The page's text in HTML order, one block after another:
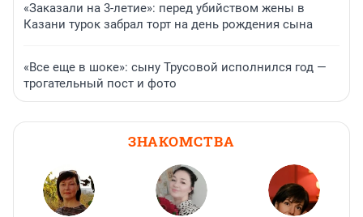
«Заказали на 3-летие»: перед убийством жены в
Казани турок забрал торт на день рождения сына
«Все еще в шоке»: сыну Трусовой исполнился год —
трогательный пост и фото
ЗНАКОМСТВА